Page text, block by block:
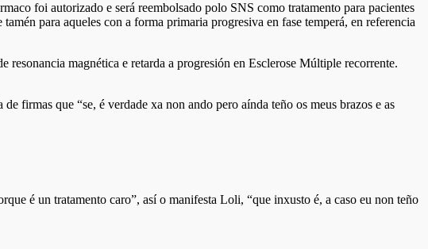
foi autorizado e será reembolsado polo SNS como tratamento para pacientes
para aqueles con a forma primaria progresiva en fase temperá, en referencia
magnética e retarda a progresión en Esclerose Múltiple recorrente.
firmas que “se, é verdade xa non ando pero aínda teño os meus brazos e as
é un tratamento caro”, así o manifesta Loli, “que inxusto é, a caso eu non teño